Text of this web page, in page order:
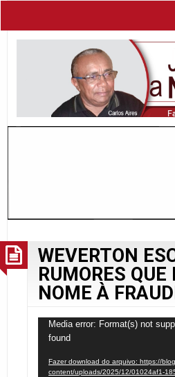
WEVERTON
RUMORES
NOME À
Tocador
de
vídeo
Media error: Format(s) not
found
Fazer download do arquivo: https://
content/uploads/2025/12/01024af1-